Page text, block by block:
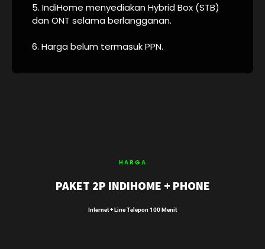
5. IndiHome menyediakan Hybrid Box (STB)
dan ONT selama berlangganan.
6. Harga belum termasuk PPN.
HARGA
PAKET 2P INDIHOME + PHONE
Internet + Line Telepon 100 Menit